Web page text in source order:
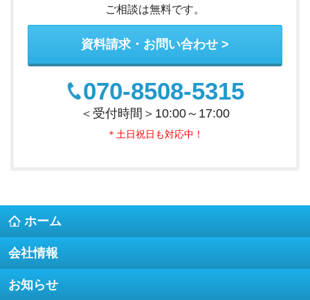
ご相談は無料です。
資料請求・お問い合わせ
070-8508-5315
＜受付時間＞10:00～17:00
＊土日祝日も対応中！
ホーム
会社情報
お知らせ